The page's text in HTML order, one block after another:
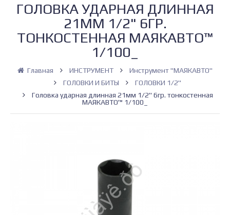
ГОЛОВКА УДАРНАЯ ДЛИННАЯ
21ММ 1/2" 6ГР.
ТОНКОСТЕННАЯ МАЯКАВТО™
1/100_
Главная ИНСТРУМЕНТ
Инструмент "МАЯКАВТО"
ГОЛОВКИ И БИТЫ
ГОЛОВКИ 1/2"
Головка ударная длинная 21мм 1/2" 6гр. тонкостенная
МАЯКАВТО™ 1/100_